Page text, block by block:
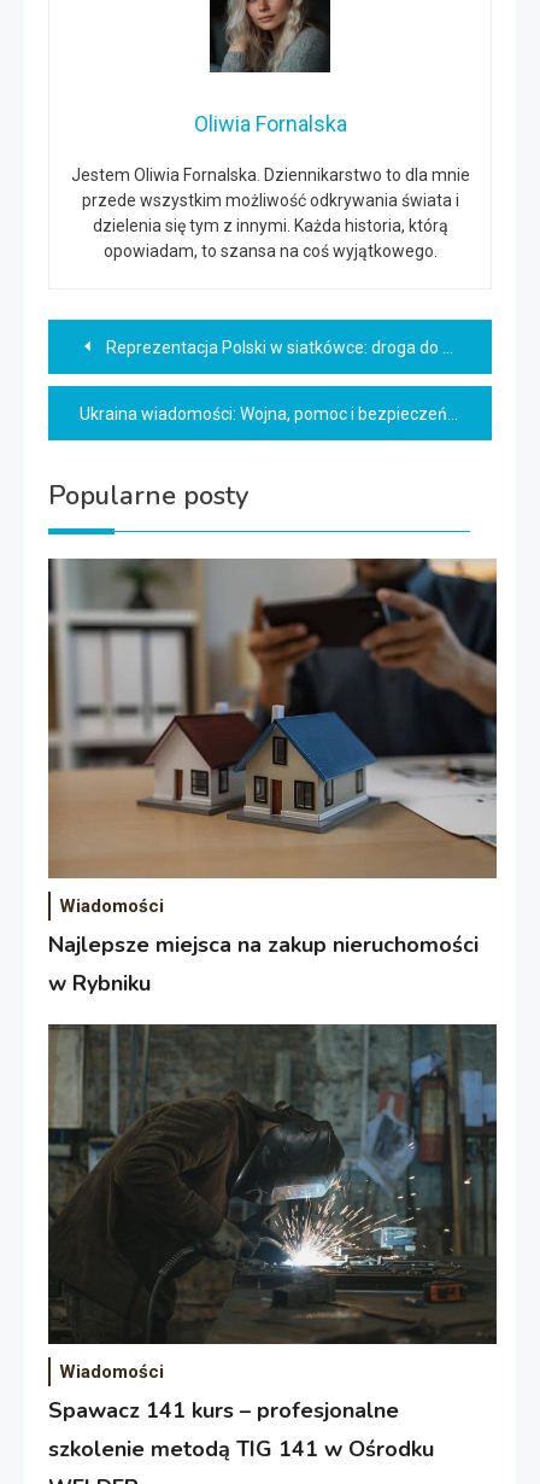
Oliwia Fornalska
Jestem Oliwia Fornalska. Dziennikarstwo to dla mnie
przede wszystkim możliwość odkrywania świata i
dzielenia się tym z innymi. Każda historia, którą
opowiadam, to szansa na coś wyjątkowego.
Nawigacja
wpisu
Reprezentacja Polski w siatkówce: droga do sukcesu
Ukraina wiadomości: Wojna, pomoc i bezpieczeństwo
Popularne posty
Wiadomości
Najlepsze miejsca na zakup nieruchomości
w Rybniku
Wiadomości
Spawacz 141 kurs – profesjonalne
szkolenie metodą TIG 141 w Ośrodku